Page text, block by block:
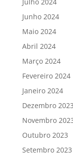
Junho 2024
Maio 2024
Abril 2024
Março 2024
Fevereiro 2024
Janeiro 2024
Dezembro 2023
Novembro
Outubro 2023
Setembro 2023